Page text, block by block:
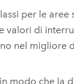
per le aree
valori di
nel migliore
modo che la